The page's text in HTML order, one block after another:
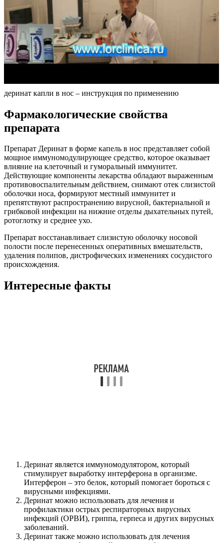
деринат капли в нос – инструкция по применению
Фармакологические свойства
препарата
Препарат Деринат в форме капель в нос представляет собой
мощное иммуномодулирующее средство, которое оказывает
влияние на клеточный и гуморальный иммунитет.
Действующие компоненты лекарства обладают выраженным
противовоспалительным действием, снимают отек слизистой
оболочки носа, формируют местный иммунитет и
препятствуют распространению вирусной, бактериальной и
грибковой инфекции на нижние отделы дыхательных путей,
ротоглотку и среднее ухо.
Препарат восстанавливает слизистую оболочку носовой
полости после перенесенных оперативных вмешательств,
удаления полипов, дистрофических изменениях сосудистого
происхождения.
Интересные факты
Деринат является иммуномодулятором, который
стимулирует выработку интерферона в организме.
Интерферон – это белок, который помогает бороться с
вирусными инфекциями.
Деринат можно использовать для лечения и
профилактики острых респираторных вирусных
инфекций (ОРВИ), гриппа, герпеса и других вирусных
заболеваний.
Деринат также можно использовать для лечения